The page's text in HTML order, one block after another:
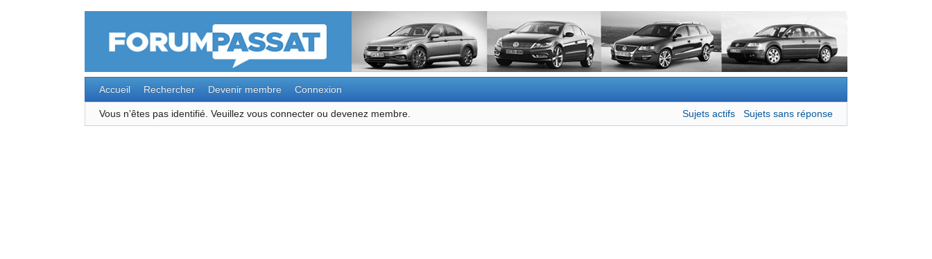
Accueil Rechercher Devenir membre Connexion
Vous n’êtes pas identifié. Veuillez vous connecter ou devenez membre. Sujets actifs Sujets sans réponse